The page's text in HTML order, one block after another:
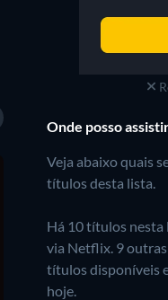
Onde posso
Veja abaixo quais
títulos desta lista.
Há 10 títulos nesta
via Netflix. 9
títulos disponíveis
hoje.